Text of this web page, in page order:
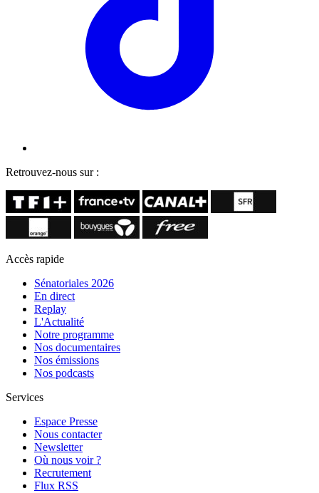
Retrouvez-nous sur :
Accès rapide
Sénatoriales 2026
En direct
Replay
L'Actualité
Notre programme
Nos documentaires
Nos émissions
Nos podcasts
Services
Espace Presse
Nous contacter
Newsletter
Où nous voir ?
Recrutement
Flux RSS